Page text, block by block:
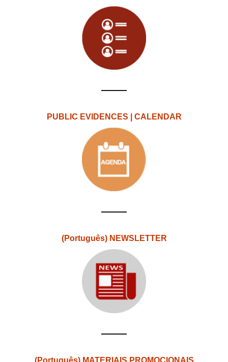
PUBLIC EVIDENCES | CALENDAR
(Português) NEWSLETTER
(Português) MATERIAIS PROMOCIONAIS